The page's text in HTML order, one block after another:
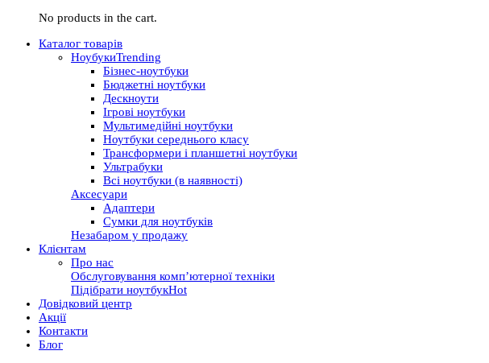
No products in the cart.
Каталог товарів
НоубукиTrending
Бізнес-ноутбуки
Бюджетні ноутбуки
Дескноути
Ігрові ноутбуки
Мультимедійні ноутбуки
Ноутбуки середнього класу
Трансформери і планшетні ноутбуки
Ультрабуки
Всі ноутбуки (в наявності)
Аксесуари
Адаптери
Сумки для ноутбуків
Незабаром у продажу
Клієнтам
Про нас
Обслуговування комп’ютерної техніки
Підібрати ноутбукHot
Довідковий центр
Акції
Контакти
Блог